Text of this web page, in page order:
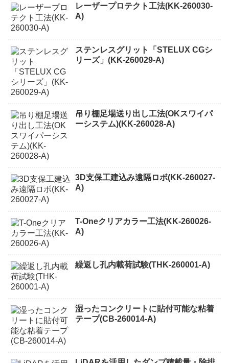
レーザープロテクト⼯法(KK-260030-
A)
ステンレスグリット「STELUX CGシ
リーズ」(KK-260029-A)
吊り棚足場送り出し工法(OKスワイパ
ーシステム)(KK-260028-A)
3D支保工建込み遠隔ロボ(KK-260027-
A)
T-Oneクリアカラー工法(KK-260026-
A)
繰返し孔内載荷試験(THK-260001-A)
湿ったコンクリートに貼付可能な粘着
テープ(CB-260014-A)